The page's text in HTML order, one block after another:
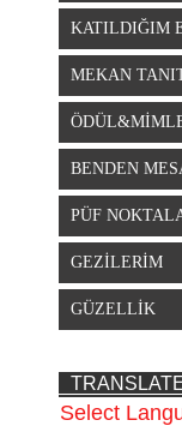
KATILDIĞIM
MEKAN
BENDEN
PÜF
GEZİLERİM
GÜZELLİK
Select